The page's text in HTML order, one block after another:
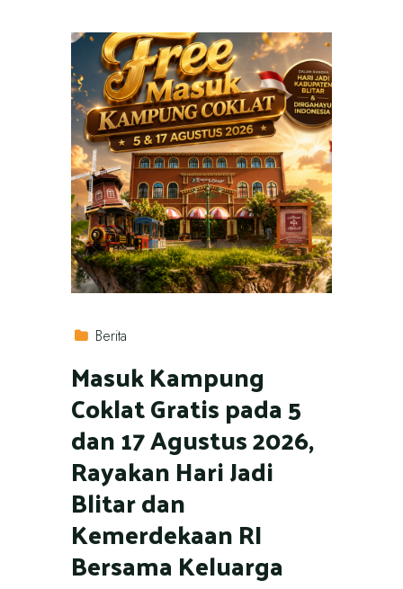
Berita
Masuk Kampung
Coklat Gratis pada 5
dan 17 Agustus 2026,
Rayakan Hari Jadi
Blitar dan
Kemerdekaan RI
Bersama Keluarga